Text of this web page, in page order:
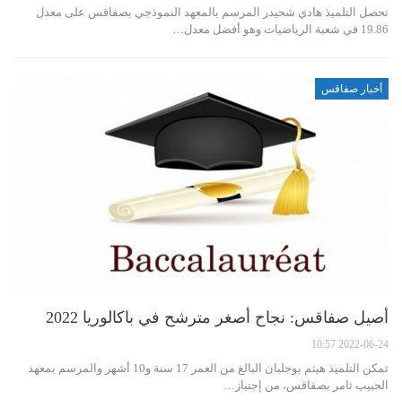
تحصل التلميذ هادي شحيدر المرسم بالمعهد النموذجي بصفاقس على معدل
19.86 في شعبة الرياضيات وهو أفضل معدل…
أخبار صفاقس
أصيل صفاقس: نجاح أصغر مترشح في باكالوريا 2022
2022-06-24 10:57
تمكن التلميذ هيثم بوجلبان البالغ من العمر 17 سنة و10 أشهر والمرسم بمعهد
الحبيب ثامر بصفاقس، من إجتياز…